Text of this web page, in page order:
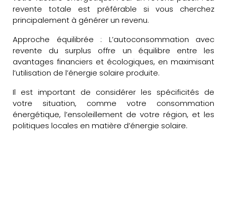
revente totale est préférable si vous cherchez
principalement à générer un revenu.
Approche équilibrée : L’autoconsommation avec
revente du surplus offre un équilibre entre les
avantages financiers et écologiques, en maximisant
l’utilisation de l’énergie solaire produite.
Il est important de considérer les spécificités de
votre situation, comme votre consommation
énergétique, l’ensoleillement de votre région, et les
politiques locales en matière d’énergie solaire.